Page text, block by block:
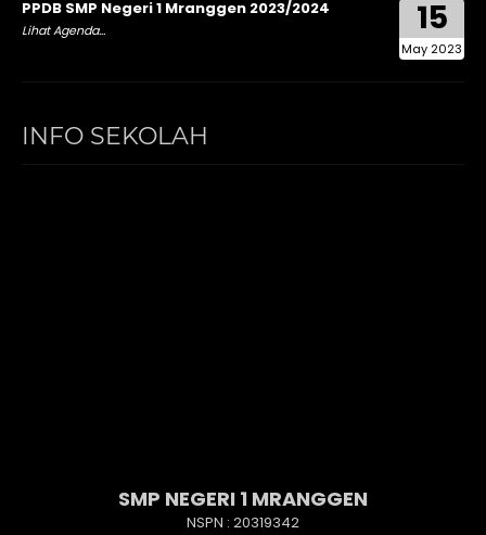
15
May 2023
PPDB SMP Negeri 1 Mranggen 2023/2024
Lihat Agenda...
INFO SEKOLAH
SMP NEGERI 1 MRANGGEN
NSPN : 20319342